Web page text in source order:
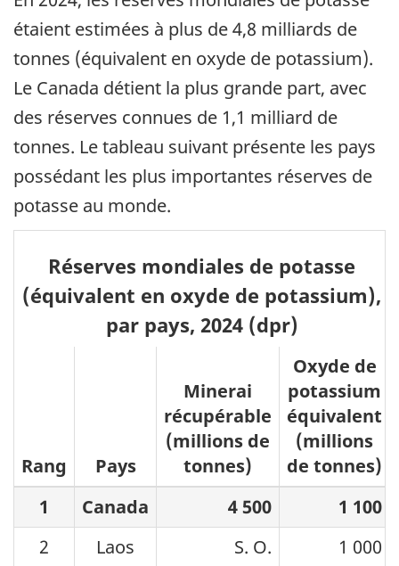
étaient estimées à plus de 4,8 milliards de
tonnes (équivalent en oxyde de potassium).
Le Canada détient la plus grande part, avec
des réserves connues de 1,1 milliard de
tonnes. Le tableau suivant présente les pays
possédant les plus importantes réserves de
potasse au monde.
Réserves mondiales de potasse
(équivalent en oxyde de potassium),
par pays, 2024 (dpr)
Rang Pays
Minerai
récupérable
(millions de
tonnes)
Oxyde de
potassium
équivalent
(millions
de tonnes)
1
Canada 4 500
1 100
2
Laos S. O.
1 000